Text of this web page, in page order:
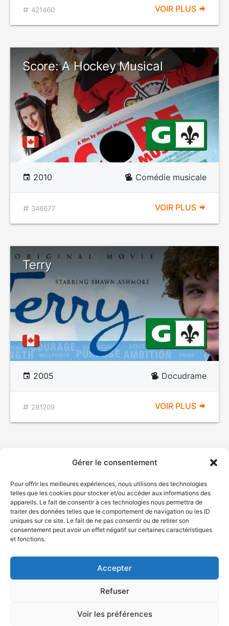
Gérer le consentement
Pour offrir les meilleures expériences, nous utilisons des technologies
telles que les cookies pour stocker et/ou accéder aux informations des
appareils. Le fait de consentir à ces technologies nous permettra de
traiter des données telles que le comportement de navigation ou les ID
uniques sur ce site. Le fait de ne pas consentir ou de retirer son
consentement peut avoir un effet négatif sur certaines caractéristiques
et fonctions.
Accepter
Refuser
Voir les préférences
421460 VOIR PLUS
Score: A Hockey Musical
2010 Comédie musicale
346677 VOIR PLUS
Terry
2005 Docudrame
281209 VOIR PLUS
© Gouvernement du Québec, 2026
Plan du site
Accessibilité
Accès à l'information
Déclaration de services